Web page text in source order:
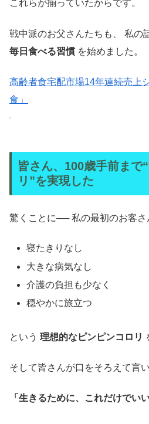
これらが揃っていたからです。
戦中派のお父さんたちも、 私の
毎日食べる習慣 を始めました。
高齢者食宅配市場14年連続売上
食」
皆さん、100歳手前まで
リ”を実現した
驚くことに── 私の最初のお客さ
寝たきりなし
大きな病気なし
介護の負担も少なく
穏やかに旅立つ
という 理想的なピンピンコロリ
そして皆さんが口をそろえて言い
「生きるために、これだけでい